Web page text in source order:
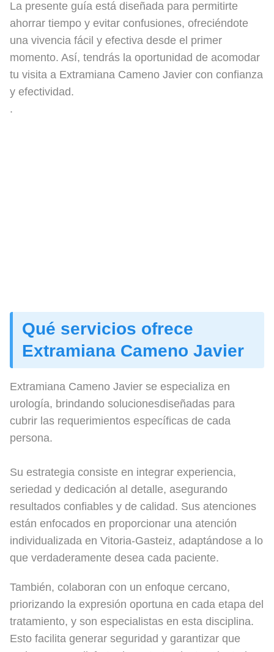
La presente guía está diseñada para permitirte
ahorrar tiempo y evitar confusiones, ofreciéndote
una vivencia fácil y efectiva desde el primer
momento. Así, tendrás la oportunidad de acomodar
tu visita a Extramiana Cameno Javier con confianza
y efectividad.
.
Qué servicios ofrece
Extramiana Cameno Javier
Extramiana Cameno Javier se especializa en
urología, brindando solucionesdiseñadas para
cubrir las requerimientos específicas de cada
persona.
Su estrategia consiste en integrar experiencia,
seriedad y dedicación al detalle, asegurando
resultados confiables y de calidad. Sus atenciones
están enfocados en proporcionar una atención
individualizada en Vitoria-Gasteiz, adaptándose a lo
que verdaderamente desea cada paciente.
También, colaboran con un enfoque cercano,
priorizando la expresión oportuna en cada etapa del
tratamiento, y son especialistas en esta disciplina.
Esto facilita generar seguridad y garantizar que